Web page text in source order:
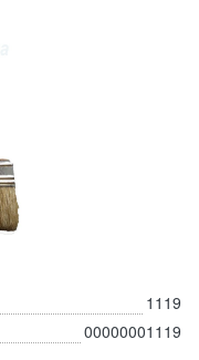
1119
00000001119